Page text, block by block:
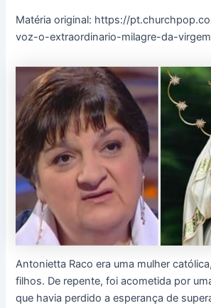
Matéria original: https://
voz-o-extraordinario-milagre-da-
Antonietta Raco era uma mulher
filhos. De repente, foi acometida por
que havia perdido a esperança de